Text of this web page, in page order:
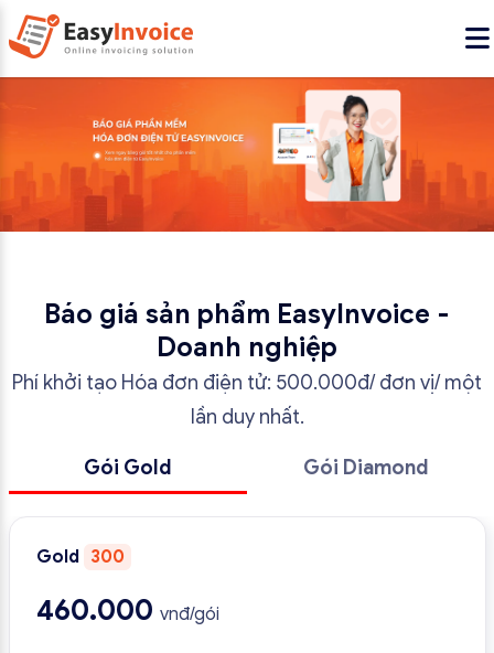
Báo giá sản phẩm EasyInvoice -
Doanh nghiệp
Phí khởi tạo Hóa đơn điện tử: 500.000đ/ đơn vị/ một
lần duy nhất.
Gói Gold Gói Diamond
Gold 300
460.000 vnđ/gói